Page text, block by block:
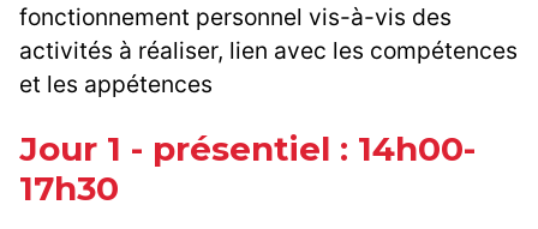
fonctionnement personnel vis-à-vis des
activités à réaliser, lien avec les compétences
et les appétences
Jour 1 - présentiel : 14h00-
17h30